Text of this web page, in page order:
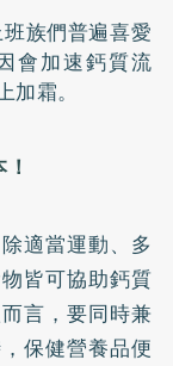
族們普遍喜愛
會加速鈣質流
霜。
適當運動、多
皆可協助鈣質
言，要同時兼
保健營養品便